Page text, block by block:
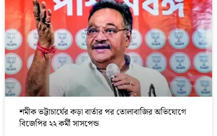
শমীক ভট্টাচার্যের কড়া বার্তার পর তোলাবাজির অভিযোগে
বিজেপির ২২ কর্মী সাসপেন্ড